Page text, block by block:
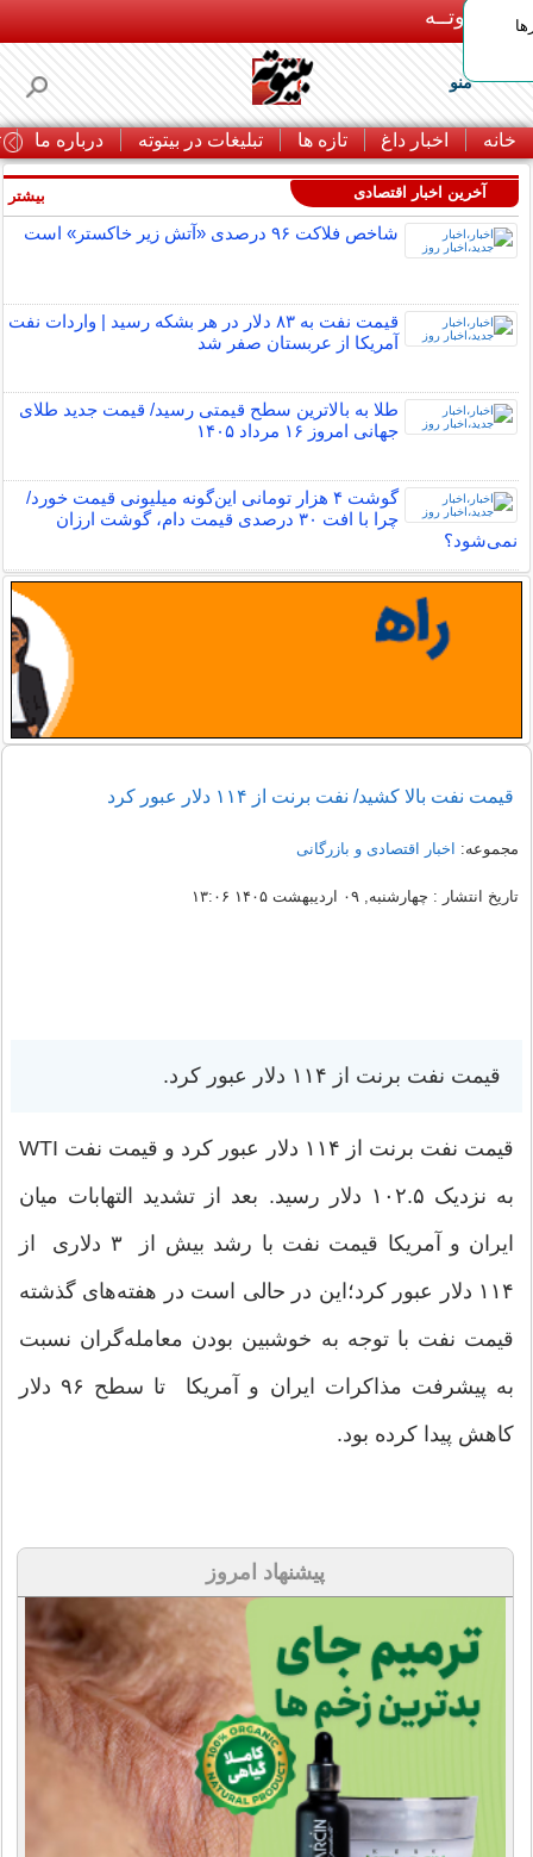
بـیتوتــه
منو
خانه اخبار داغ تازه ها تبلیغات در بیتوته درباره ما
آخرین اخبار اقتصادی
شاخص فلاکت ۹۶ درصدی «آتش زیر خاکستر» است
قیمت نفت به ۸۳ دلار در هر بشکه رسید | واردات نفت
آمریکا از عربستان صفر شد
طلا به بالاترین سطح قیمتی رسید/ قیمت جدید طلای
جهانی امروز ۱۶ مرداد ۱۴۰۵
گوشت ۴ هزار تومانی این‌گونه میلیونی قیمت خورد/
چرا با افت ۳۰ درصدی قیمت دام، گوشت ارزان
نمی‌شود؟
بیشتر
قیمت نفت بالا کشید/ نفت برنت از ۱۱۴ دلار عبور کرد
مجموعه: اخبار اقتصادی و بازرگانی
تاریخ انتشار : چهارشنبه, ۰۹ اردیبهشت ۱۴۰۵ ۱۳:۰۶
قیمت نفت برنت از ۱۱۴ دلار عبور کرد.
قیمت نفت برنت از ۱۱۴ دلار عبور کرد و قیمت نفت WTI
به نزدیک ۱۰۲.۵ دلار رسید. بعد از تشدید التهابات میان
ایران و آمریکا قیمت نفت با رشد بیش از ۳ دلاری از
۱۱۴ دلار عبور کرد؛‌این در حالی است در هفته‌های گذشته
قیمت نفت با توجه به خوشبین بودن معامله‌گران نسبت
به پیشرفت مذاکرات ایران و آمریکا تا سطح ۹۶ دلار
کاهش پیدا کرده بود.
پیشنهاد امروز